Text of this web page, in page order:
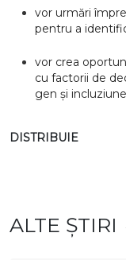
vor urmări
pentru a
vor crea
cu factorii de
gen și
DISTRIBUIE
ALTE ȘTIRI